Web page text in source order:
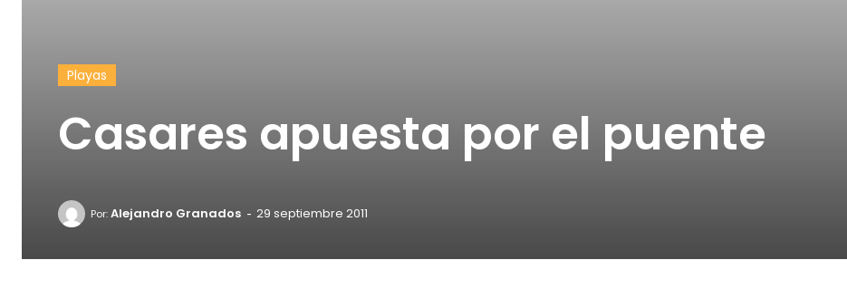
Playas
Casares apuesta por el puente
Por:Alejandro Granados - 29 septiembre 2011